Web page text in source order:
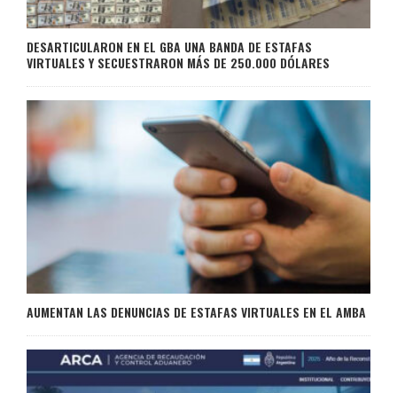
DESARTICULARON EN EL GBA UNA BANDA DE ESTAFAS
VIRTUALES Y SECUESTRARON MÁS DE 250.000 DÓLARES
AUMENTAN LAS DENUNCIAS DE ESTAFAS VIRTUALES EN EL AMBA